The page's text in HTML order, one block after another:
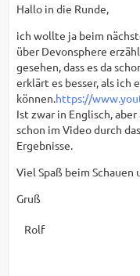
Hallo in die Runde,
ich wollte ja beim
über Devonsphere
gesehen, dass es da
erklärt es besser, als ich
können.https://
Ist zwar in Englisch,
schon im Video durch
Ergebnisse.
Viel Spaß beim Schauen
Gruß
Rolf